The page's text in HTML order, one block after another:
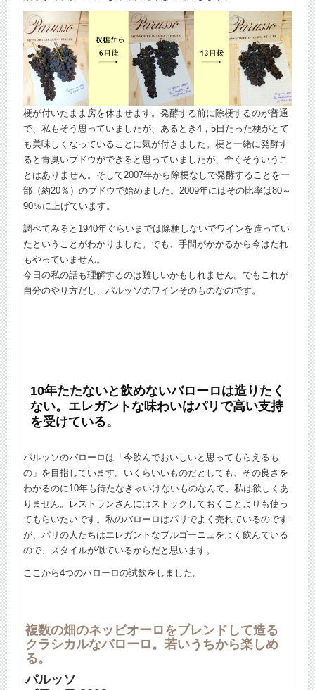
梗が付いたまま房を休ませます。発酵する前に除梗するのが普通
で、私もそう思っていましたが、あるとき4，5日たった梗がとて
も美味しくなっていることに気が付きました。梗と一緒に発酵す
ると青臭いブドウができると思っていましたが、全くそういうこ
とはありません。そして2007年から除梗なしで発酵することを一
部（約20％）のブドウで始めました。2009年にはその比率は80～
90％に上げています。
調べてみると1940年ぐらいまでは除梗しないでワインを造ってい
たということがわかりました。でも、手間がかかるから今はだれ
もやっていません。
今日の私の話も理解するのは難しいかもしれません。でもこれが
自分のやり方だし、パルッソのワインそのものなのです。
10年たたないと飲めないバローロは造りたく
ない。エレガントな味わいはパリで高い支持
を受けている。
パルッソのバローロは「今飲んでおいしいと思ってもらえるも
の」を目指しています。いくらいいものだとしても、その良さを
わかるのに10年も待たなきゃいけないものなんて、私は欲しくあ
りません。レストランさんにはストックしておくことよりも使っ
てもらいたいです。私のバローロはパリでよく売れているのです
が、パリの人たちはエレガントなブルゴーニュをよく飲んでいる
ので、スタイルが似ているからだと思います。
ここから4つのバローロの試飲をしました。
複数の畑のネッビオーロをブレンドして造る
クラシカルなバローロ。若いうちから楽しめ
る。
パルッソ